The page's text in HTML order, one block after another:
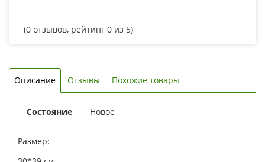
(0 отзывов, рейтинг 0 из 5)
Описание Отзывы Похожие товары
Состояние Новое
Размер: